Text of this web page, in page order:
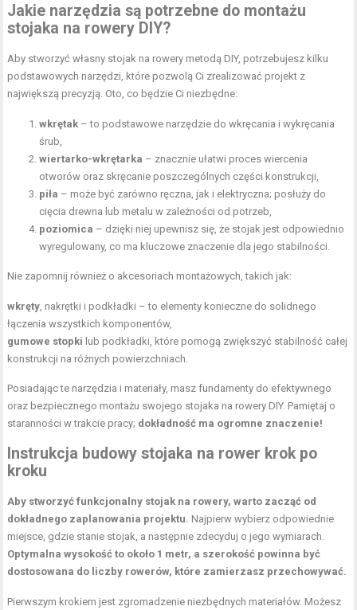
Jakie narzędzia są potrzebne do montażu
stojaka na rowery DIY?
Aby stworzyć własny stojak na rowery metodą DIY, potrzebujesz kilku
podstawowych narzędzi, które pozwolą Ci zrealizować projekt z
największą precyzją. Oto, co będzie Ci niezbędne:
wkrętak – to podstawowe narzędzie do wkręcania i wykręcania
śrub,
wiertarko-wkrętarka – znacznie ułatwi proces wiercenia
otworów oraz skręcanie poszczególnych części konstrukcji,
piła – może być zarówno ręczna, jak i elektryczna; posłuży do
cięcia drewna lub metalu w zależności od potrzeb,
poziomica – dzięki niej upewnisz się, że stojak jest odpowiednio
wyregulowany, co ma kluczowe znaczenie dla jego stabilności.
Nie zapomnij również o akcesoriach montażowych, takich jak:
wkręty , nakrętki i podkładki – to elementy konieczne do solidnego
łączenia wszystkich komponentów,
gumowe stopki lub podkładki, które pomogą zwiększyć stabilność całej
konstrukcji na różnych powierzchniach.
Posiadając te narzędzia i materiały, masz fundamenty do efektywnego
oraz bezpiecznego montażu swojego stojaka na rowery DIY. Pamiętaj o
staranności w trakcie pracy; dokładność ma ogromne znaczenie!
Instrukcja budowy stojaka na rower krok po
kroku
Aby stworzyć funkcjonalny stojak na rowery, warto zacząć od
dokładnego zaplanowania projektu. Najpierw wybierz odpowiednie
miejsce, gdzie stanie stojak, a następnie zdecyduj o jego wymiarach.
Optymalna wysokość to około 1 metr, a szerokość powinna być
dostosowana do liczby rowerów, które zamierzasz przechowywać.
Pierwszym krokiem jest zgromadzenie niezbędnych materiałów. Możesz